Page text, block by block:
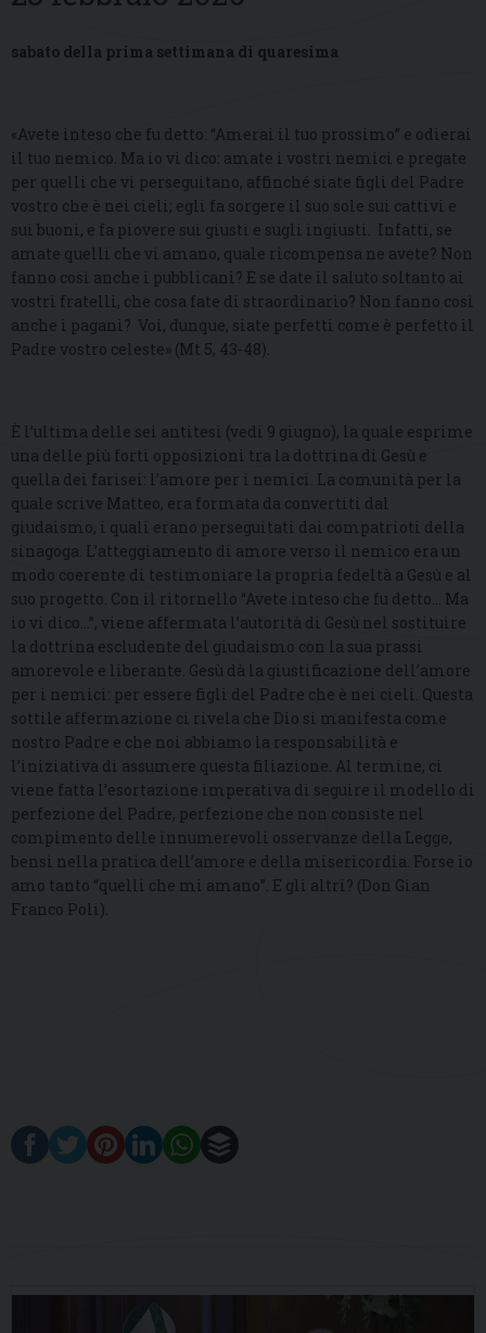
sabato della prima settimana di quaresima
«Avete inteso che fu detto: “Amerai il tuo prossimo” e odierai
il tuo nemico. Ma io vi dico: amate i vostri nemici e pregate
per quelli che vi perseguitano, affinché siate figli del Padre
vostro che è nei cieli; egli fa sorgere il suo sole sui cattivi e
sui buoni, e fa piovere sui giusti e sugli ingiusti. Infatti, se
amate quelli che vi amano, quale ricompensa ne avete? Non
fanno così anche i pubblicani? E se date il saluto soltanto ai
vostri fratelli, che cosa fate di straordinario? Non fanno così
anche i pagani? Voi, dunque, siate perfetti come è perfetto il
Padre vostro celeste» (Mt 5, 43-48).
È l’ultima delle sei antitesi (vedi 9 giugno), la quale esprime
una delle più forti opposizioni tra la dottrina di Gesù e
quella dei farisei: l’amore per i nemici. La comunità per la
quale scrive Matteo, era formata da convertiti dal
giudaismo, i quali erano perseguitati dai compatrioti della
sinagoga. L’atteggiamento di amore verso il nemico era un
modo coerente di testimoniare la propria fedeltà a Gesù e al
suo progetto. Con il ritornello “Avete inteso che fu detto… Ma
io vi dico…”, viene affermata l’autorità di Gesù nel sostituire
la dottrina escludente del giudaismo con la sua prassi
amorevole e liberante. Gesù dà la giustificazione dell’amore
per i nemici: per essere figli del Padre che è nei cieli. Questa
sottile affermazione ci rivela che Dio si manifesta come
nostro Padre e che noi abbiamo la responsabilità e
l’iniziativa di assumere questa filiazione. Al termine, ci
viene fatta l’esortazione imperativa di seguire il modello di
perfezione del Padre, perfezione che non consiste nel
compimento delle innumerevoli osservanze della Legge,
bensì nella pratica dell’amore e della misericordia. Forse io
amo tanto “quelli che mi amano”. E gli altri? (Don Gian
Franco Poli).